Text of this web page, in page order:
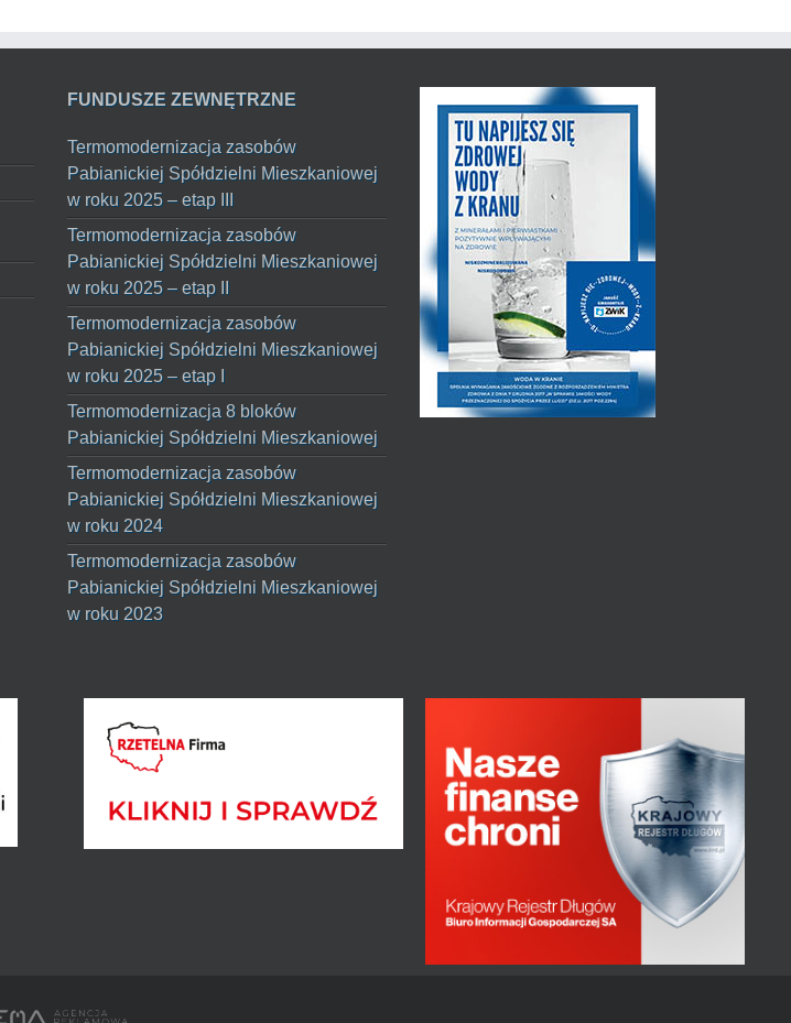
FUNDUSZE ZEWNĘTRZNE
Termomodernizacja zasobów
Pabianickiej Spółdzielni Mieszkaniowej
w roku 2025 – etap III
Termomodernizacja zasobów
Pabianickiej Spółdzielni Mieszkaniowej
w roku 2025 – etap II
Termomodernizacja zasobów
Pabianickiej Spółdzielni Mieszkaniowej
w roku 2025 – etap I
Termomodernizacja 8 bloków
Pabianickiej Spółdzielni Mieszkaniowej
Termomodernizacja zasobów
Pabianickiej Spółdzielni Mieszkaniowej
w roku 2024
Termomodernizacja zasobów
Pabianickiej Spółdzielni Mieszkaniowej
w roku 2023